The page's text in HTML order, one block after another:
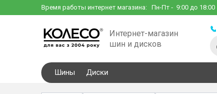
Время работы интернет магазина: Пн-Пт - 9:00 до 18:00
Интернет-магазин
шин и дисков
Шины Диски